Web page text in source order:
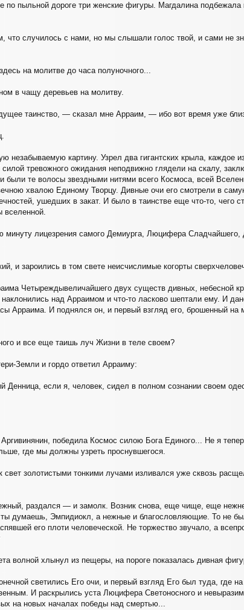
пыльной дороге три женские фигуры. Магдалина подбежала
случилось с нами, но мы слышали голос твой, и сами не
на молитве до часа полуночного...
в чащу деревьев на молитву.
таинство, — сказал мне Арраим, — ибо вот время уже
незабываемую картину. Узрел два гигантских крыла, каждое
тревожного ожидания неподвижно глядели на скалу,
те волосы звездными нитями всего Космоса, всей
хвалою Единому Творцу. Дивные очи его смотрели в
ушедших в закат. И было в таинстве еще что-то, чего
вселенной.
минуту лицезрения самого Демиурга, Люцифера Сладчайшего,
и зароились в том свете неисчислимые когорты
Четыреждывеличайшего двух существ дивных, небесной
над Арраимом и что-то ласково шептали ему. И
Арраима. И поднялся он, и первый взгляд его, брошенный на
и все еще таишь луч Жизни в теле своем?
Земли и гордо ответил Арраиму:
если я, человек, сидел в полном сознании своем
победила Космос силою Бога Единого... Не я
где мы должны узреть проснувшегося.
золотистыми тонкими лучами изливался уже сквозь
раздался — и замолк. Возник снова, еще чище, еще
думаешь, Эмпидиокл, а нежные и благословляющие. То не
его плоти человеческой. Не торжество звучало, а
волной хлынул из пещеры, на пороге показалась дивная
светились Его очи, и первый взгляд Его был туда, где на
И раскрылись уста Люцифера Светоносного и
на новых началах победы над смертью...